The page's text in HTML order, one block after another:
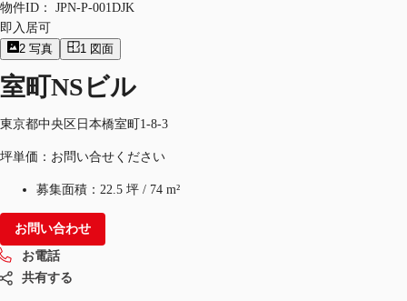
物件ID：
JPN-P-001DJK
即入居可
2 写真 1 図面
室町NSビル
東京都中央区日本橋室町1-8-3
坪単価：お問い合せください
募集面積： 22.5 坪 / 74 m²
お問い合わせ
お電話
共有する